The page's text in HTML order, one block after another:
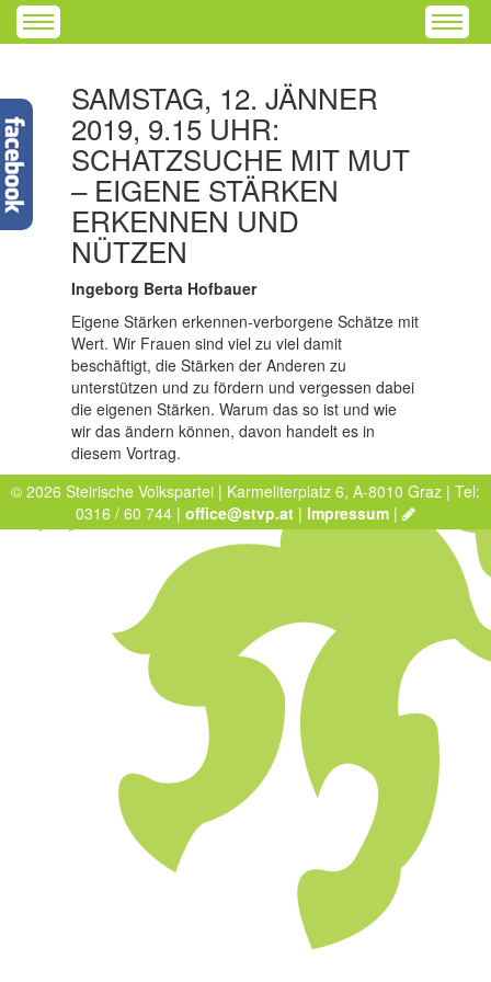
SAMSTAG, 12. JÄNNER
2019, 9.15 UHR:
SCHATZSUCHE MIT MUT
– EIGENE STÄRKEN
ERKENNEN UND
NÜTZEN
Ingeborg Berta Hofbauer
Eigene Stärken erkennen-verborgene Schätze mit
Wert. Wir Frauen sind viel zu viel damit
beschäftigt, die Stärken der Anderen zu
unterstützen und zu fördern und vergessen dabei
die eigenen Stärken. Warum das so ist und wie
wir das ändern können, davon handelt es in
diesem Vortrag.
© 2026 Steirische Volkspartei | Karmeliterplatz 6, A-8010 Graz | Tel:
0316 / 60 744 | office@stvp.at | Impressum |